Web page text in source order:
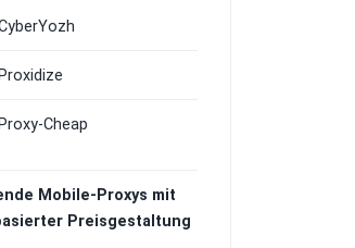
Cheap
Mobile-Proxys mit
Preisgestaltung